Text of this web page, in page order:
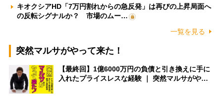
キオクシアHD「7万円割れからの急反発」は再びの上昇局面へ
の反転シグナルか？ 市場のムー…
一覧を見る
突然マルサがやって来た！
【最終回】1億6000万円の負債と引き換えに手に
入れたプライスレスな経験 ｜ 突然マルサがや…